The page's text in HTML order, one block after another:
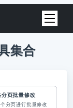
集合
页批量修改
分页进行批量修改